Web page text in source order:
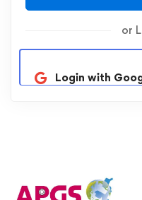
or
Login with